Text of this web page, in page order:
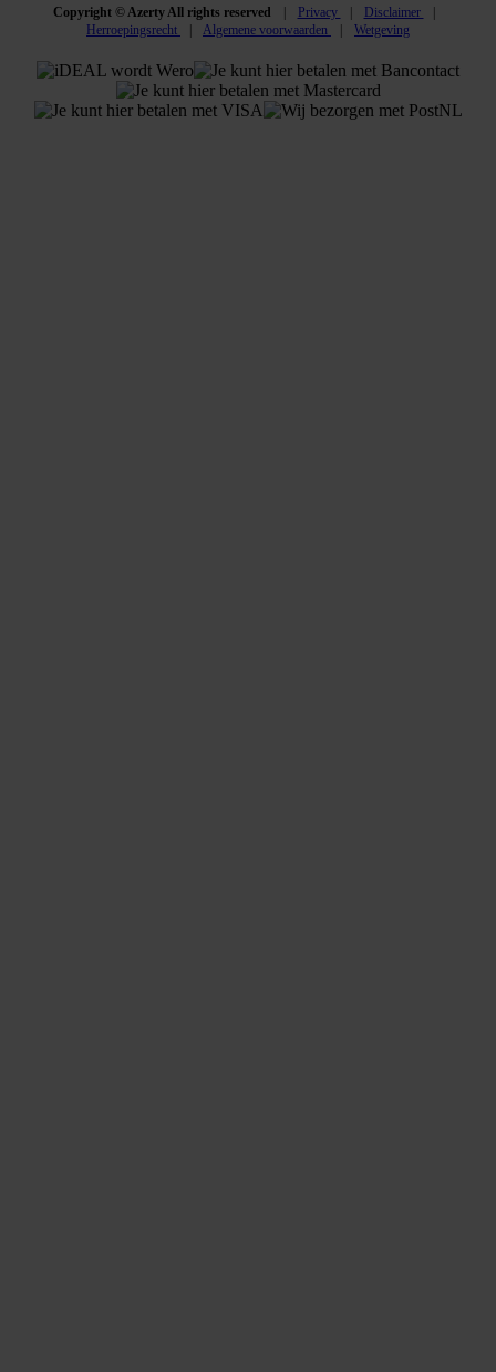
Copyright © Azerty All rights reserved Privacy
Disclaimer
Herroepingsrecht
Algemene voorwaarden Wetgeving